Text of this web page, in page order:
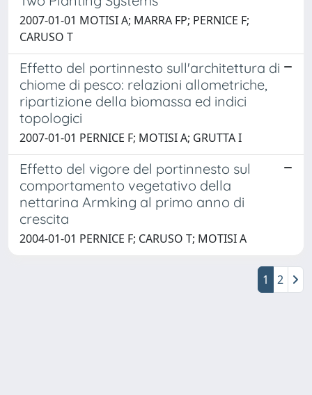
2007-01-01 MOTISI A; MARRA FP; PERNICE F;
CARUSO T
Effetto del portinnesto sull'architettura di
chiome di pesco: relazioni allometriche,
ripartizione della biomassa ed indici
topologici
2007-01-01 PERNICE F; MOTISI A; GRUTTA I
Effetto del vigore del portinnesto sul
comportamento vegetativo della
nettarina Armking al primo anno di
crescita
2004-01-01 PERNICE F; CARUSO T; MOTISI A
1 2